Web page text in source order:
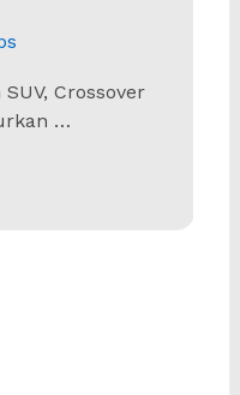
Crossover
…